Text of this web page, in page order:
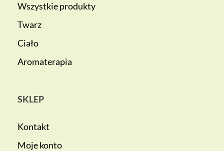
Wszystkie produkty
Twarz
Ciało
Aromaterapia
SKLEP
Kontakt
Moje konto